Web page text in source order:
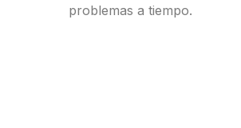
problemas a tiempo.